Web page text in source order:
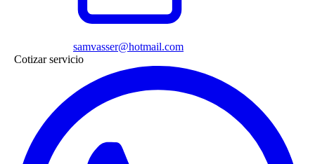
samvasser@hotmail.com
Cotizar servicio